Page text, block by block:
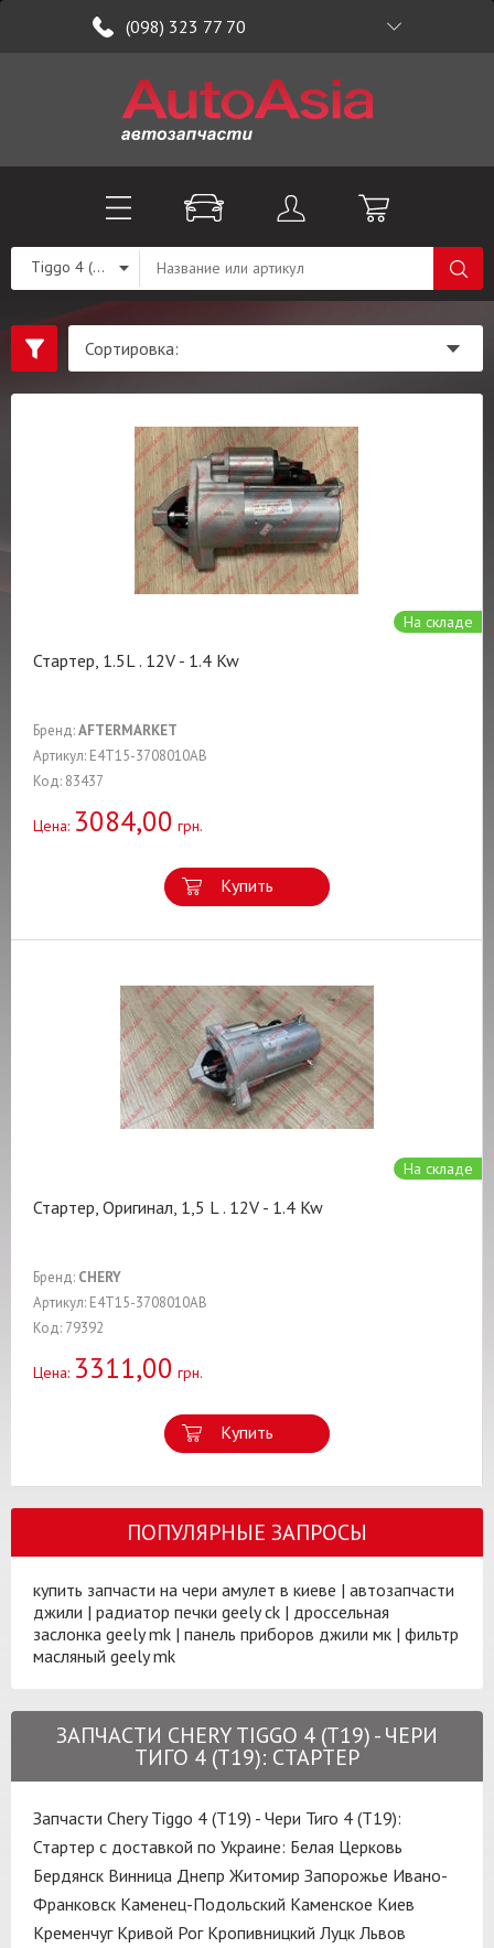
(098) 323 77 70
Tiggo 4 (T19)
На складе
Стартер, 1.5L . 12V - 1.4 Kw
Бренд:AFTERMARKET
Артикул: E4T15-3708010AB
Код: 83437
Цена: 3084,00 грн.
Купить
На складе
Стартер, Оригинал, 1,5 L . 12V - 1.4 Kw
Бренд: CHERY
Артикул: E4T15-3708010AB
Код: 79392
Цена: 3311,00 грн.
Купить
ПОПУЛЯРНЫЕ ЗАПРОСЫ
купить запчасти на чери амулет в киеве | автозапчасти
джили | радиатор печки geely ck | дроссельная
заслонка geely mk | панель приборов джили мк | фильтр
масляный geely mk
ЗАПЧАСТИ CHERY TIGGO 4 (T19) - ЧЕРИ
ТИГО 4 (T19): СТАРТЕР
Запчасти Chery Tiggo 4 (T19) - Чери Тиго 4 (T19):
Стартер с доставкой по Украине: Белая Церковь
Бердянск Винница Днепр Житомир Запорожье Ивано-
Франковск Каменец-Подольский Каменское Киев
Кременчуг Кривой Рог Кропивницкий Луцк Львов